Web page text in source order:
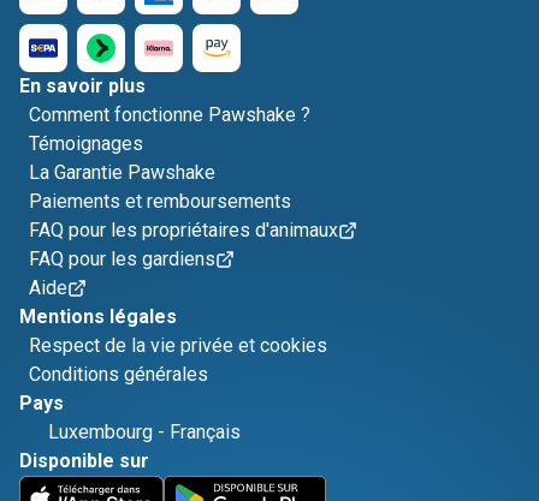
En savoir plus
Comment fonctionne Pawshake ?
Témoignages
La Garantie Pawshake
Paiements et remboursements
FAQ pour les propriétaires d'animaux
FAQ pour les gardiens
Aide
Mentions légales
Respect de la vie privée et cookies
Conditions générales
Pays
Luxembourg - Français
Disponible sur